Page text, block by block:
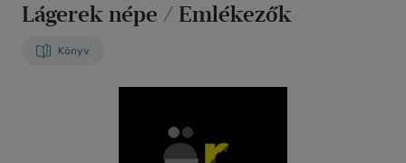
Lágerek népe / Emlékezők
Könyv